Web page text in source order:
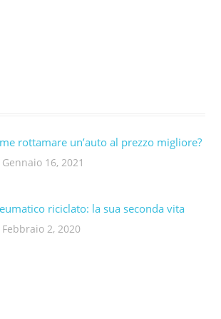
rottamare un’auto al prezzo migliore?
Gennaio 16, 2021
riciclato: la sua seconda vita​
Febbraio 2, 2020